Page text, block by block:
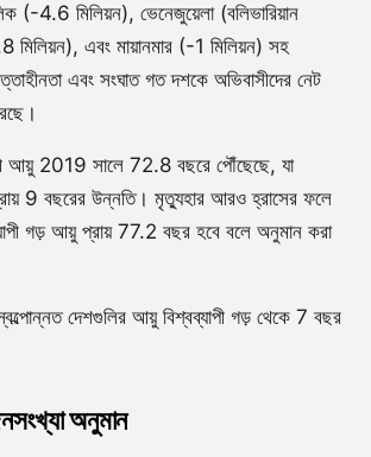
(-4.6 মিলিয়ন), ভেনেজুয়েলা (বলিভারিয়ান
এবং মায়ানমার (-1 মিলিয়ন) সহ
এবং সংঘাত গত দশকে অভিবাসীদের নেট
আয়ু 2019 সালে 72.8 বছরে পৌঁছেছে, যা
9 বছরের উন্নতি। মৃত্যুহার আরও হ্রাসের ফলে
গড় আয়ু প্রায় 77.2 বছর হবে বলে অনুমান করা
দেশগুলির আয়ু বিশ্বব্যাপী গড় থেকে 7 বছর
অনুমান